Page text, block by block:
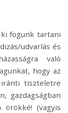
fogunk tartani
udvarlás és
való
hogy az
tiszteletre
gazdagságban
örökké! (vagyis